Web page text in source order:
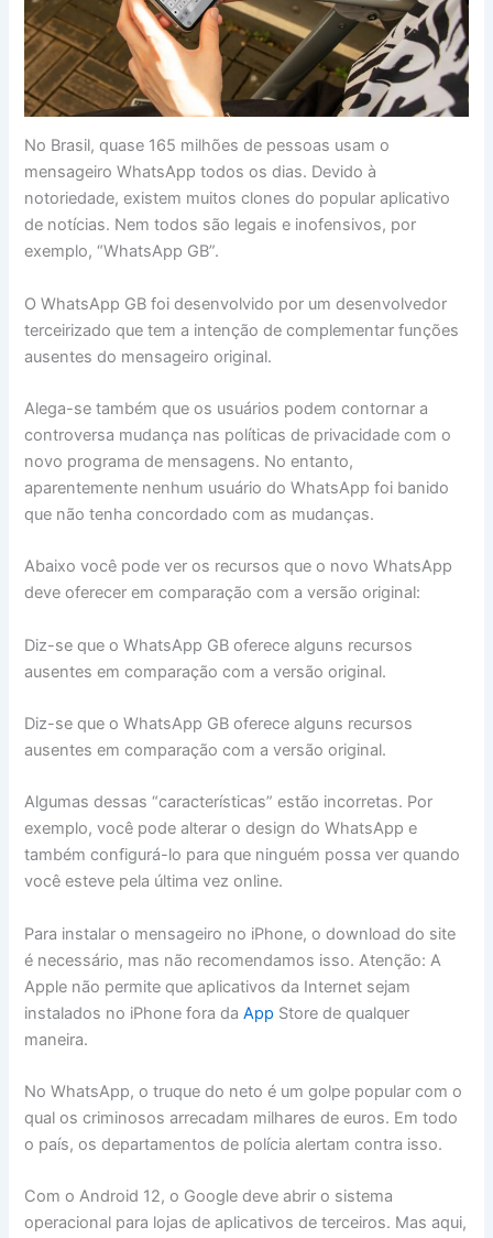
No Brasil, quase 165 milhões de pessoas usam o
mensageiro WhatsApp todos os dias. Devido à
notoriedade, existem muitos clones do popular aplicativo
de notícias. Nem todos são legais e inofensivos, por
exemplo, “WhatsApp GB”.
O WhatsApp GB foi desenvolvido por um desenvolvedor
terceirizado que tem a intenção de complementar funções
ausentes do mensageiro original.
Alega-se também que os usuários podem contornar a
controversa mudança nas políticas de privacidade com o
novo programa de mensagens. No entanto,
aparentemente nenhum usuário do WhatsApp foi banido
que não tenha concordado com as mudanças.
Abaixo você pode ver os recursos que o novo WhatsApp
deve oferecer em comparação com a versão original:
Diz-se que o WhatsApp GB oferece alguns recursos
ausentes em comparação com a versão original.
Diz-se que o WhatsApp GB oferece alguns recursos
ausentes em comparação com a versão original.
Algumas dessas “características” estão incorretas. Por
exemplo, você pode alterar o design do WhatsApp e
também configurá-lo para que ninguém possa ver quando
você esteve pela última vez online.
Para instalar o mensageiro no iPhone, o download do site
é necessário, mas não recomendamos isso. Atenção: A
Apple não permite que aplicativos da Internet sejam
instalados no iPhone fora daApp Store de qualquer
maneira.
No WhatsApp, o truque do neto é um golpe popular com o
qual os criminosos arrecadam milhares de euros. Em todo
o país, os departamentos de polícia alertam contra isso.
Com o Android 12, o Google deve abrir o sistema
operacional para lojas de aplicativos de terceiros. Mas aqui,